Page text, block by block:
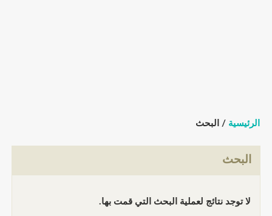
الرئيسية / البحث
البحث
لا توجد نتائج لعملية البحث التي قمت بها.